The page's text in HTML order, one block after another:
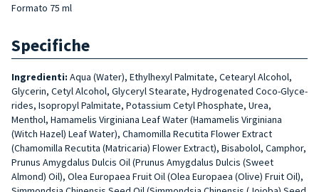
Formato 75 ml
Specifiche
Ingredienti: Aqua (Water), Ethylhexyl Palmitate, Cete­aryl Alcohol,
Glycerin, Cetyl Alcohol, Glyceryl Stearate, Hydrogenated Coco-Glyce­
rides, Isopropyl Palmitate, Potassium Cetyl Phospha­te, Urea,
Menthol, Hamamelis Virginiana Leaf Water (Hama­melis Virginiana
(Witch Hazel) Leaf Water), Chamomilla Recu­tita Flower Extract
(Chamomil­la Recutita (Matricaria) Flower Extract), Bisabolol, Camphor,
Prunus Amygdalus Dulcis Oil (Prunus Amygdalus Dulcis (Sweet
Almond) Oil), Olea Euro­paea Fruit Oil (Olea Europaea (Olive) Fruit Oil),